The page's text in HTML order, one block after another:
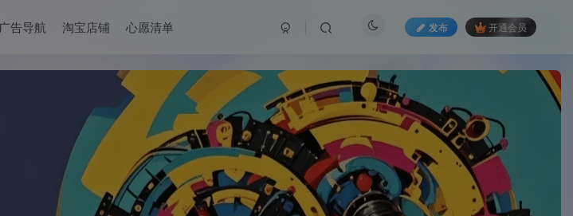
广告导航 淘宝店铺 心愿清单 发布 开通会员